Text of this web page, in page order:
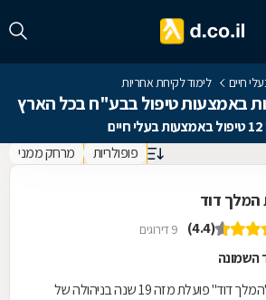
חיים לימוד לקיחת אחריות
באמצעות טיפול בבע"ח בכל הארץ
פופולריות מרחק ממני
המלך דוד
(4.4) 9 דירוגים
השמונה
חוות "המלך דוד" פועלת מזה 19 שנה בניהולה של